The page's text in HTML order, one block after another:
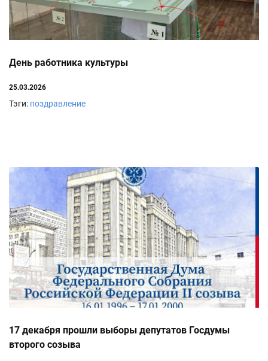
День работника культуры
25.03.2026
Тэги: поздравление
17 декабря прошли выборы депутатов Госдумы
второго созыва